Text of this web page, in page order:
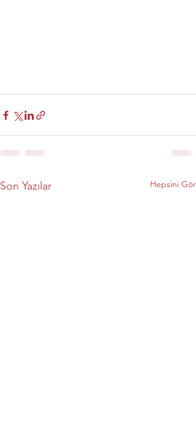
Son Yazılar Hepsini Gör